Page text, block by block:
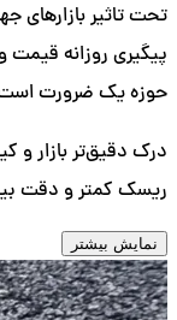
تحت تاثیر بازارهای
پیگیری روزانه قیمت
حوزه یک ضرورت
ریسک کمتر و دقت
نمایش بیشتر